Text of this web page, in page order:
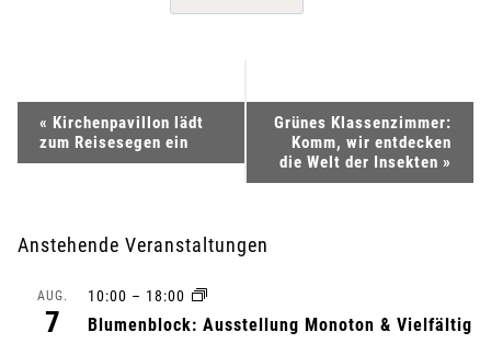
e
a
« Kirchenpavillon lädt
zum Reisesegen ein
Grünes Klassenzimmer:
Komm, wir entdecken
die Welt der Insekten »
Anstehende Veranstaltungen
AUG.
7
10:00 – 18:00
Blumenblock: Ausstellung Monoton & Vielfältig